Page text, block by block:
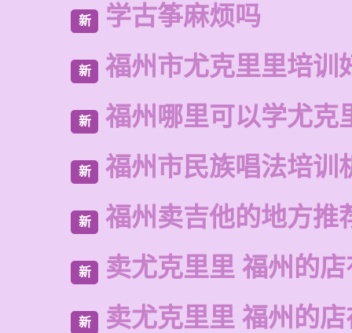
新 学古筝麻烦吗
新 福州市尤克里里培训
新 福州哪里可以学尤克
新 福州市民族唱法培训
新 福州卖吉他的地方推
新 卖尤克里里 福州的
新 卖尤克里里 福州的